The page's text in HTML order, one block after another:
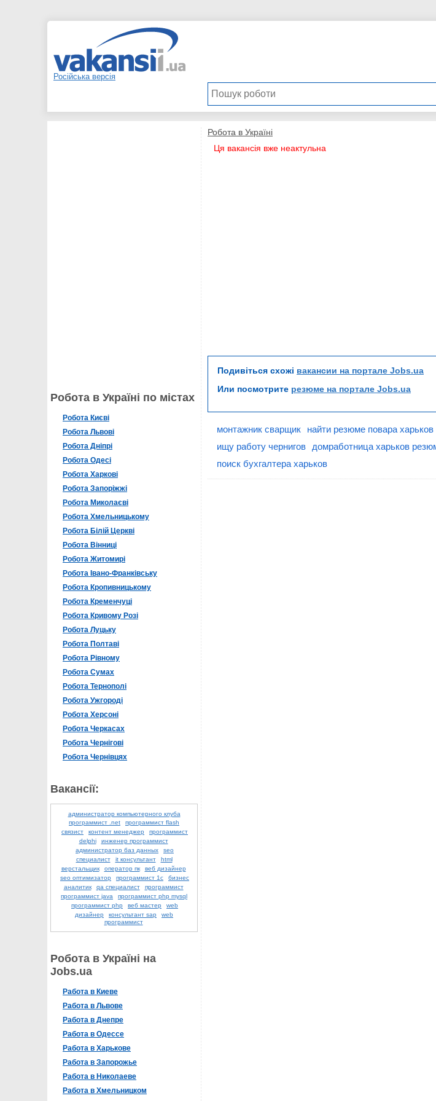
Російська версія
Робота в Україні по містах
Робота Києві
Робота Львові
Робота Дніпрі
Робота Одесі
Робота Харкові
Робота Запоріжжі
Робота Миколаєві
Робота Хмельницькому
Робота Білій Церкві
Робота Вінниці
Робота Житомирі
Робота Івано-Франківську
Робота Кропивницькому
Робота Кременчуці
Робота Кривому Розі
Робота Луцьку
Робота Полтаві
Робота Рівному
Робота Сумах
Робота Тернополі
Робота Ужгороді
Робота Херсоні
Робота Черкасах
Робота Чернігові
Робота Чернівцях
Вакансії:
администратор компьютерного клуба
программист .net
программист flash
связист
контент менеджер
программист
delphi
инженер программист
администратор баз данных
seo
специалист
it консультант
html
верстальщик
оператор пк
веб дизайнер
seo оптимизатор
программист 1с
бизнес
аналитик
qa специалист
программист
программист java
программист php mysql
программист php
веб мастер
web
дизайнер
консультант sap
web
программист
Робота в Україні на
Jobs.ua
Работа в Киеве
Работа в Львове
Работа в Днепре
Работа в Одессе
Работа в Харькове
Работа в Запорожье
Работа в Николаеве
Работа в Хмельницком
Робота в Україні
Ця вакансія вже неактульна
Подивіться схожі вакансии на портале Jobs.ua
Или посмотрите резюме на портале Jobs.ua
монтажник сварщик найти резюме повара харьков
ищу работу чернигов
домработница харьков
поиск бухгалтера харьков